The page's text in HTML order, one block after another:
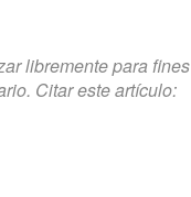
libremente para fines
Citar este artículo: